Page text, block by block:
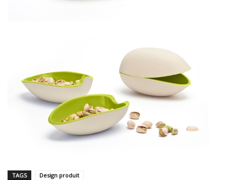
TAGS Design produit